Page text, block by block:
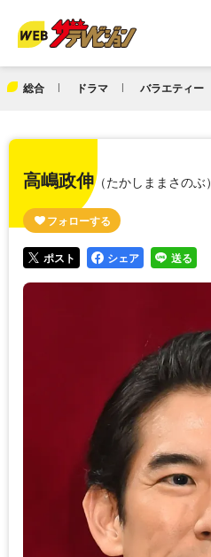
総合 ドラマ バラエティー
高嶋政伸（たかしままさのぶ）
ポスト シェア 送る